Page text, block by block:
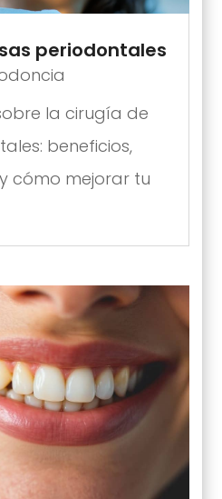
periodontales
la cirugía de
beneficios,
cómo mejorar tu